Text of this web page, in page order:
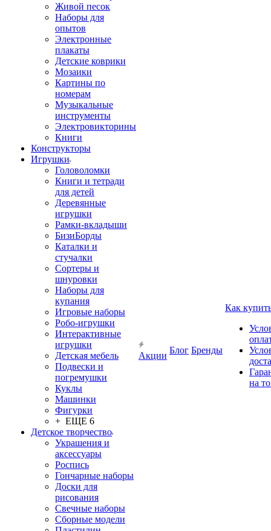
Живой песок
Наборы для
опытов
Электронные
плакаты
Детские коврики
Мозаики
Картины по
номерам
Музыкальные
инструменты
Электровикторины
Книги
Конструкторы
Игрушки
Головоломки
Книги и тетради
для детей
Деревянные
игрушки
Рамки-вкладыши
БизиБорды
Каталки и
стучалки
Сортеры и
шнуровки
Наборы для
купания
Игровые наборы
Робо-игрушки
Интерактивные
игрушки
Детская мебель
Подвески и
погремушки
Куклы
Машинки
Фигурки
+ ЕЩЕ 6
Детское творчество
Украшения и
аксессуары
Роспись
Гончарные наборы
Доски для
рисования
Свечные наборы
Сборные модели
Акции
Блог Бренды
Как
на